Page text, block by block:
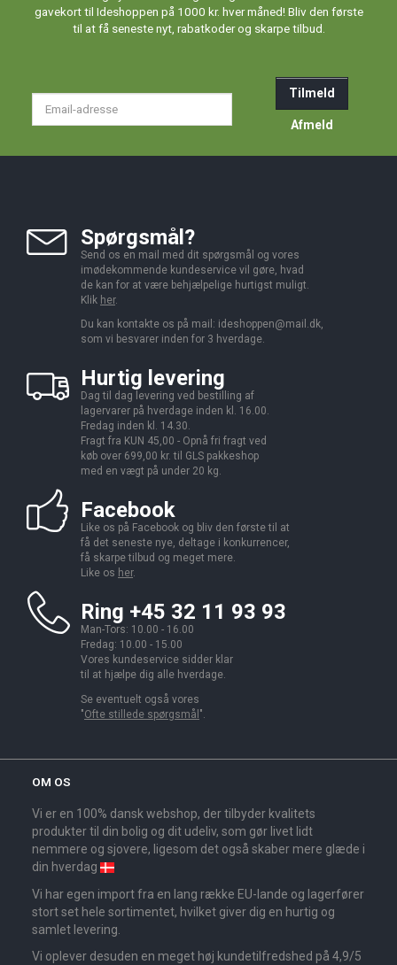
gavekort til Ideshoppen på 1000 kr. hver måned! Bliv den første
til at få seneste nyt, rabatkoder og skarpe tilbud.
Tilmeld
Afmeld
Spørgsmål?
Send os en mail med dit spørgsmål og vores
imødekommende kundeservice vil gøre, hvad
de kan for at være behjælpelige hurtigst muligt.
Klik her.
Du kan kontakte os på mail: ideshoppen@mail.dk,
som vi besvarer inden for 3 hverdage.
Hurtig levering
Dag til dag levering ved bestilling af
lagervarer på hverdage inden kl. 16.00.
Fredag inden kl. 14.30.
Fragt fra KUN 45,00 - Opnå fri fragt ved
køb over 699,00 kr. til GLS pakkeshop
med en vægt på under 20 kg.
Facebook
Like os på Facebook og bliv den første til at
få det seneste nye, deltage i konkurrencer,
få skarpe tilbud og meget mere.
Like os her.
Ring +45 32 11 93 93
Man-Tors: 10.00 - 16.00
Fredag: 10.00 - 15.00
Vores kundeservice sidder klar
til at hjælpe dig alle hverdage.
Se eventuelt også vores
"Ofte stillede spørgsmål ".
OM OS
Vi er en 100% dansk webshop, der tilbyder kvalitets
produkter til din bolig og dit udeliv, som gør livet lidt
nemmere og sjovere, ligesom det også skaber mere glæde i
din hverdag
Vi har egen import fra en lang række EU-lande og lagerfører
stort set hele sortimentet, hvilket giver dig en hurtig og
samlet levering.
Vi oplever desuden en meget høj kundetilfredshed på 4,9/5